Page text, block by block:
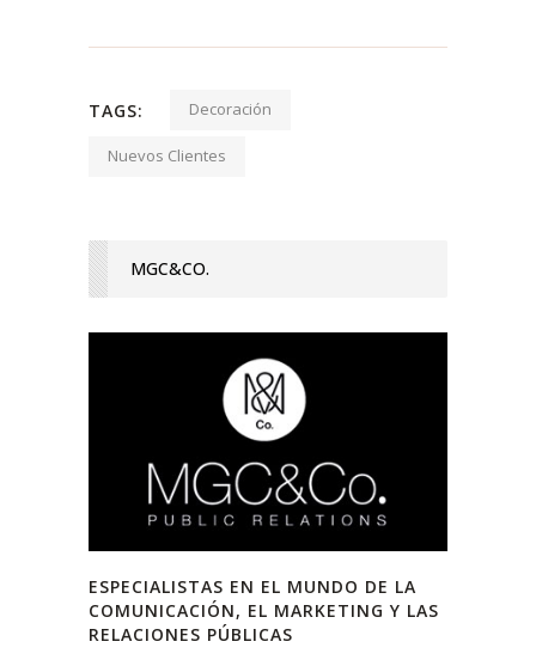
TAGS: Decoración
Nuevos Clientes
MGC&CO.
ESPECIALISTAS EN EL MUNDO DE LA
COMUNICACIÓN, EL MARKETING Y LAS
RELACIONES PÚBLICAS